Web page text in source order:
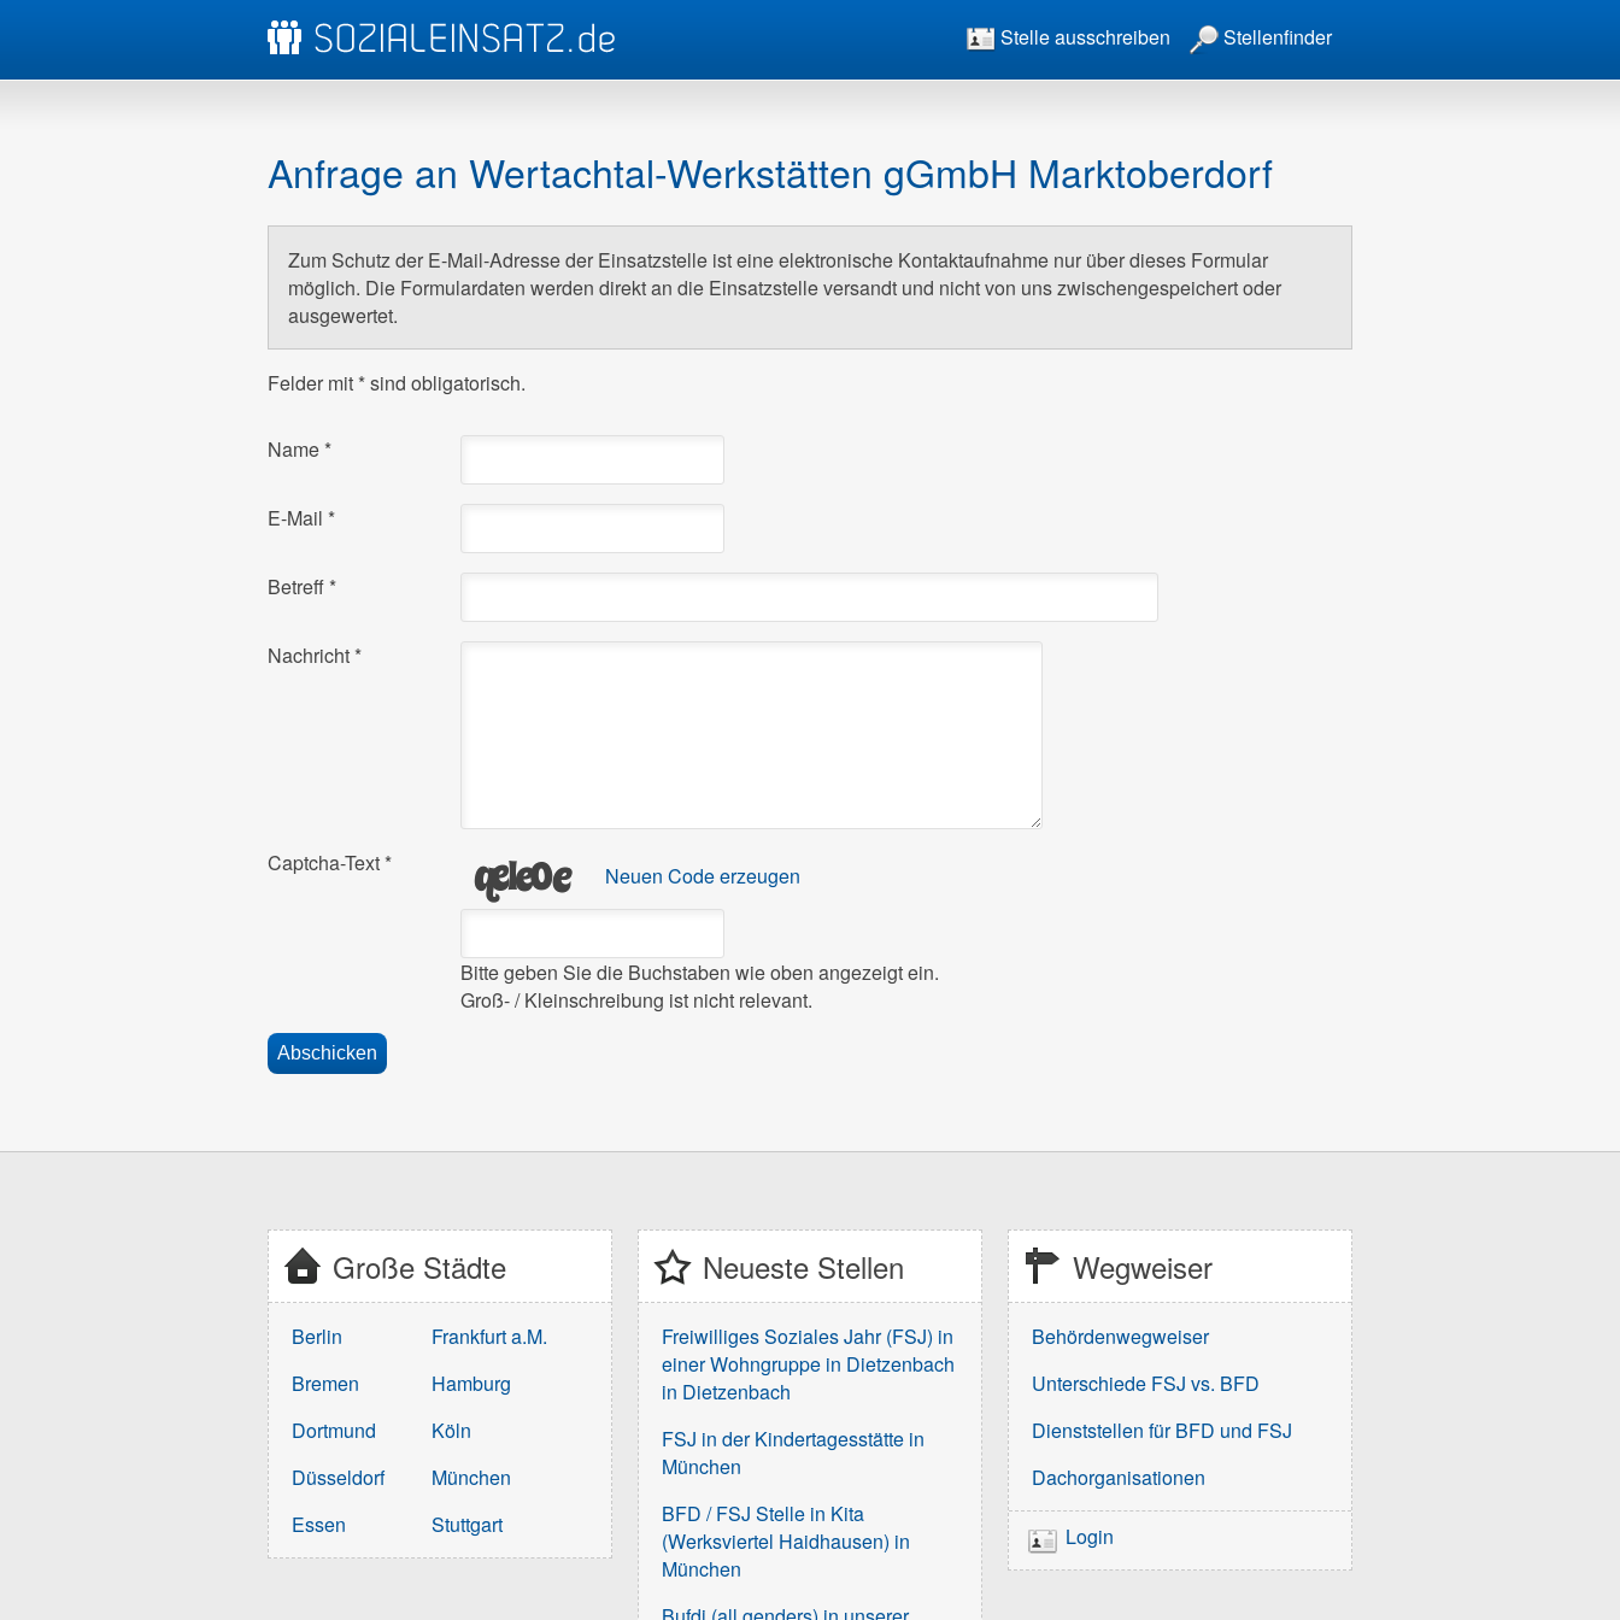
Stelle ausschreiben Stellenfinder
Anfrage an Wertachtal-Werkstätten gGmbH Marktoberdorf
Zum Schutz der E-Mail-Adresse der Einsatzstelle ist eine elektronische Kontaktaufnahme nur über dieses Formular
möglich. Die Formulardaten werden direkt an die Einsatzstelle versandt und nicht von uns zwischengespeichert oder
ausgewertet.
Felder mit *sind obligatorisch.
Name *
E-Mail *
Betreff *
Nachricht *
Captcha-Text * Neuen Code erzeugen
Bitte geben Sie die Buchstaben wie oben angezeigt ein.
Groß- / Kleinschreibung ist nicht relevant.
Große Städte
Berlin
Bremen
Dortmund
Düsseldorf
Essen
Frankfurt a.M.
Hamburg
Köln
München
Stuttgart
Neueste Stellen
Freiwilliges Soziales Jahr (FSJ) in
einer Wohngruppe in Dietzenbach
in Dietzenbach
FSJ in der Kindertagesstätte in
München
BFD / FSJ Stelle in Kita
(Werksviertel Haidhausen) in
München
Wegweiser
Behördenwegweiser
Unterschiede FSJ vs. BFD
Dienststellen für BFD und FSJ
Dachorganisationen
Login